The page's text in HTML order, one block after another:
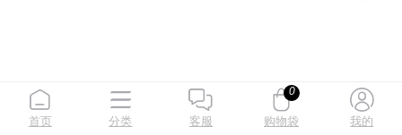
首页 分类 客服 购物袋
0
我的